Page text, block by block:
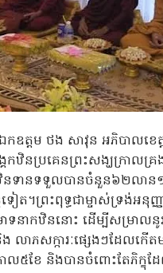
ត្តម ថង សាវុន អភិបាលខេត្
កឋិនប្រគេនព្រះសង្ឃក្រាលគ្រ
នទានទទួលបានចំនួន៦២លាន
ៀត។ព្រះពុទ្ធជាម្ចាស់ទ្រង់អនុ
ទនាកឋិននោះ ដើម្បីសម្រាល
លាភសក្ការៈផ្សេងៗដែលក
៥ខែ និងបានចំពោះតែភិក្ខុ